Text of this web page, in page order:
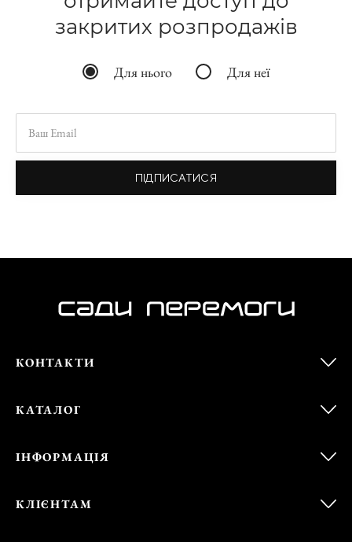
закритих розпродажів
Для нього Для неї
ПІДПИСАТИСЯ
КОНТАКТИ
КАТАЛОГ
ІНФОРМАЦІЯ
КЛІЄНТАМ